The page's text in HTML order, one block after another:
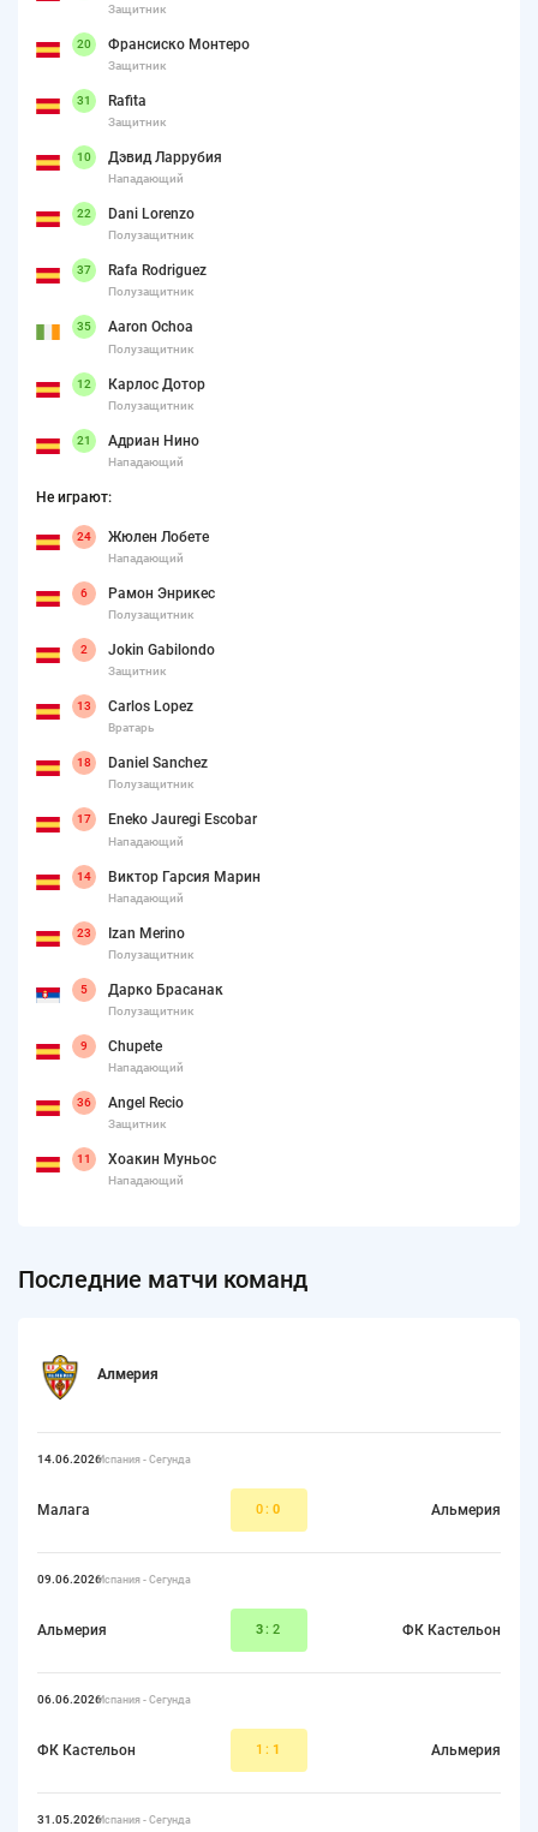
Защитник
20 Франсиско Монтеро
Защитник
31 Rafita
Защитник
10 Дэвид Ларрубия
Нападающий
22 Dani Lorenzo
Полузащитник
37 Rafa Rodriguez
Полузащитник
35 Aaron Ochoa
Полузащитник
12 Карлос Дотор
Полузащитник
21 Адриан Нино
Нападающий
Не играют:
24 Жюлен Лобете
Нападающий
6 Рамон Энрикес
Полузащитник
2 Jokin Gabilondo
Защитник
13 Carlos Lopez
Вратарь
18 Daniel Sanchez
Полузащитник
17 Eneko Jauregi Escobar
Нападающий
14 Виктор Гарсия Марин
Нападающий
23 Izan Merino
Полузащитник
5 Дарко Брасанак
Полузащитник
9 Chupete
Нападающий
36 Angel Recio
Защитник
11 Хоакин Муньос
Нападающий
Последние матчи команд
Алмерия
14.06.2026Испания - Сегунда
Малага 0: 0 Альмерия
09.06.2026Испания - Сегунда
Альмерия 3:2 ФК Кастельон
06.06.2026Испания - Сегунда
ФК Кастельон 1: 1 Альмерия
31.05.2026Испания - Сегунда